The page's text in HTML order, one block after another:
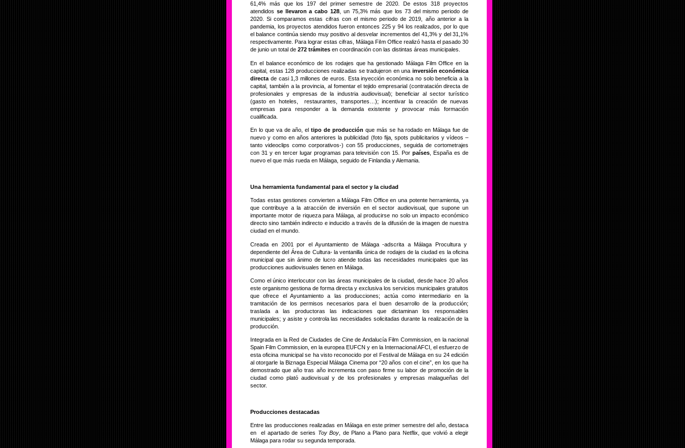
61,4% más que los 197 del primer semestre de 2020. De estos 318 proyectos
atendidos se llevaron a cabo 128 , un 75,3% más que los 73 del mismo periodo de
2020. Si comparamos estas cifras con el mismo periodo de 2019, año anterior a la
pandemia, los proyectos atendidos fueron entonces 225 y 94 los realizados, por lo que
el balance continúa siendo muy positivo al desvelar incrementos del 41,3% y del 31,1%
respectivamente. Para lograr estas cifras, Málaga Film Office realizó hasta el pasado 30
de junio un total de 272 trámites en coordinación con las distintas áreas municipales.
En el balance económico de los rodajes que ha gestionado Málaga Film Office en la
capital, estas 128 producciones realizadas se tradujeron en una inversión económica
directa de casi 1,3 millones de euros. Esta inyección económica no solo beneficia a la
capital, también a la provincia, al fomentar el tejido empresarial (contratación directa de
profesionales y empresas de la industria audiovisual); beneficiar al sector turístico
(gasto en hoteles, restaurantes, transportes…); incentivar la creación de nuevas
empresas para responder a la demanda existente y provocar más formación
cualificada.
En lo que va de año, eltipo de producción que más se ha rodado en Málaga fue de
nuevo y como en años anteriores la publicidad (foto fija, spots publicitarios y vídeos –
tanto videoclips como corporativos-) con 55 producciones, seguida de cortometrajes
con 31 y en tercer lugar programas para televisión con 15. Porpaíses , España es de
nuevo el que más rueda en Málaga, seguido de Finlandia y Alemania.
Una herramienta fundamental para el sector y la ciudad
Todas estas gestiones convierten a Málaga Film Office en una potente herramienta, ya
que contribuye a la atracción de inversión en el sector audiovisual, que supone un
importante motor de riqueza para Málaga, al producirse no solo un impacto económico
directo sino también indirecto e inducido a través de la difusión de la imagen de nuestra
ciudad en el mundo.
Creada en 2001 por el Ayuntamiento de Málaga -adscrita a Málaga Procultura y
dependiente del Área de Cultura- la ventanilla única de rodajes de la ciudad es la oficina
municipal que sin ánimo de lucro atiende todas las necesidades municipales que las
producciones audiovisuales tienen en Málaga.
Como el único interlocutor con las áreas municipales de la ciudad, desde hace 20 años
este organismo gestiona de forma directa y exclusiva los servicios municipales gratuitos
que ofrece el Ayuntamiento a las producciones; actúa como intermediario en la
tramitación de los permisos necesarios para el buen desarrollo de la producción;
traslada a las productoras las indicaciones que dictaminan los responsables
municipales; y asiste y controla las necesidades solicitadas durante la realización de la
producción.
Integrada en la Red de Ciudades de Cine de Andalucía Film Commission, en la nacional
Spain Film Commission, en la europea EUFCN y en la Internacional AFCI, el esfuerzo de
esta oficina municipal se ha visto reconocido por el Festival de Málaga en su 24 edición
al otorgarle la Biznaga Especial Málaga Cinema por “20 años con el cine”, en los que ha
demostrado que año tras año incrementa con paso firme su labor de promoción de la
ciudad como plató audiovisual y de los profesionales y empresas malagueñas del
sector.
Producciones destacadas
Entre las producciones realizadas en Málaga en este primer semestre del año, destaca
en el apartado de series Toy Boy, de Plano a Plano para Netflix, que volvió a elegir
Málaga para rodar su segunda temporada.